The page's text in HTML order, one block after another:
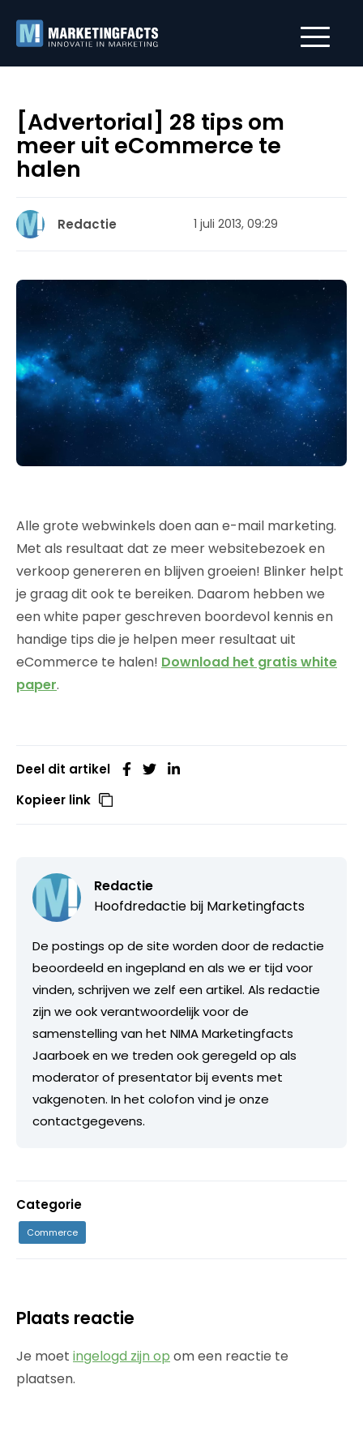
[Advertorial] 28 tips om
meer uit eCommerce te
halen
Redactie 1 juli 2013, 09:29
Alle grote webwinkels doen aan e-mail marketing.
Met als resultaat dat ze meer websitebezoek en
verkoop genereren en blijven groeien! Blinker helpt
je graag dit ook te bereiken. Daarom hebben we
een white paper geschreven boordevol kennis en
handige tips die je helpen meer resultaat uit
eCommerce te halen! Download het gratis white
paper.
Deel dit artikel
Kopieer link
Redactie
Hoofdredactie bij Marketingfacts
De postings op de site worden door de redactie
beoordeeld en ingepland en als we er tijd voor
vinden, schrijven we zelf een artikel. Als redactie
zijn we ook verantwoordelijk voor de
samenstelling van het NIMA Marketingfacts
Jaarboek en we treden ook geregeld op als
moderator of presentator bij events met
vakgenoten. In het colofon vind je onze
contactgegevens.
Categorie
Commerce
Plaats reactie
Je moet ingelogd zijn op om een reactie te
plaatsen.